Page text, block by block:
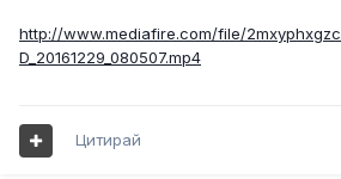
http://www.mediafire.com/file/
D_20161229_080507.mp4
Цитирай